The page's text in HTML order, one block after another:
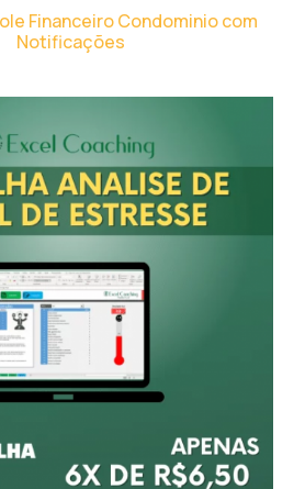
Financeiro Condominio com
Notificações